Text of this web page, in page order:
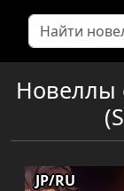
Новеллы
JP/RU